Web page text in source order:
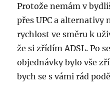
Protože nemám v
přes UPC a alternativy
rychlost ve směru k
že si zřídím ADSL. Po
objednávky bylo vše
bych se s vámi rád